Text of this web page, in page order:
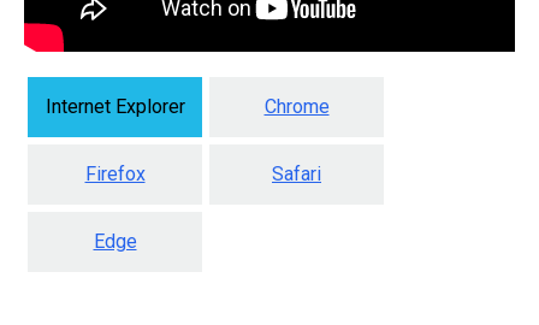
Internet Explorer Chrome
Firefox Safari
Edge